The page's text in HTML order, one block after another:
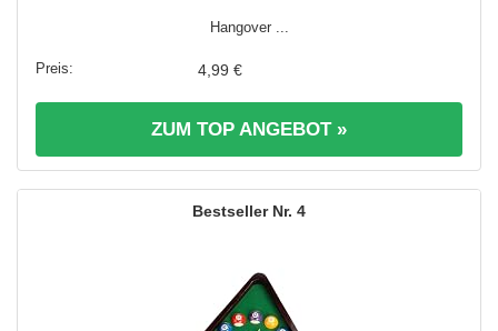
Hangover ...
4,99 €
ZUM TOP ANGEBOT »
4